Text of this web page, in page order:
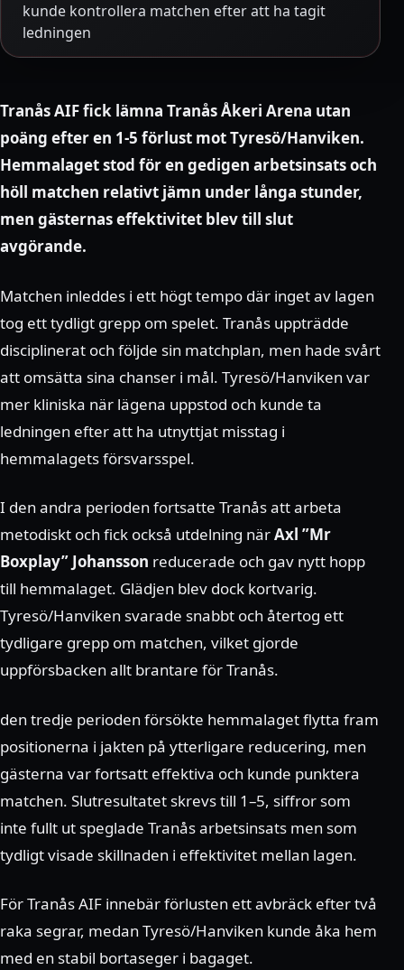
kunde kontrollera matchen efter att ha tagit
ledningen
Tranås AIF fick lämna Tranås Åkeri Arena utan
poäng efter en 1-5 förlust mot Tyresö/Hanviken.
Hemmalaget stod för en gedigen arbetsinsats och
höll matchen relativt jämn under långa stunder,
men gästernas effektivitet blev till slut
avgörande.
Matchen inleddes i ett högt tempo där inget av lagen
tog ett tydligt grepp om spelet. Tranås uppträdde
disciplinerat och följde sin matchplan, men hade svårt
att omsätta sina chanser i mål. Tyresö/Hanviken var
mer kliniska när lägena uppstod och kunde ta
ledningen efter att ha utnyttjat misstag i
hemmalagets försvarsspel.
I den andra perioden fortsatte Tranås att arbeta
metodiskt och fick också utdelning närAxl ”Mr
Boxplay” Johansson reducerade och gav nytt hopp
till hemmalaget. Glädjen blev dock kortvarig.
Tyresö/Hanviken svarade snabbt och återtog ett
tydligare grepp om matchen, vilket gjorde
uppförsbacken allt brantare för Tranås.
den tredje perioden försökte hemmalaget flytta fram
positionerna i jakten på ytterligare reducering, men
gästerna var fortsatt effektiva och kunde punktera
matchen. Slutresultatet skrevs till 1–5, siffror som
inte fullt ut speglade Tranås arbetsinsats men som
tydligt visade skillnaden i effektivitet mellan lagen.
För Tranås AIF innebär förlusten ett avbräck efter två
raka segrar, medan Tyresö/Hanviken kunde åka hem
med en stabil bortaseger i bagaget.